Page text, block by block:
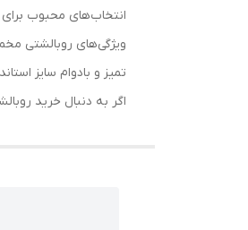
انتخاب‌های محبوب
ویژگی‌های روبالشتی
تمیز و بادوام سایز استاندارد 48×68 سانتی‌متر مناسب انواع بالش
اگر به دنبال خرید